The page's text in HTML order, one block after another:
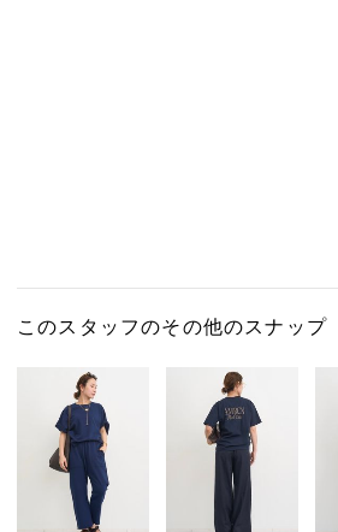
このスタッフのその他のスナップ